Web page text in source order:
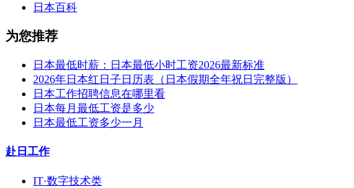
日本百科
为您推荐
日本最低时薪：日本最低小时工资2026最新标准
2026年日本红日子日历表（日本假期全年祝日完整版）
日本工作招聘信息在哪里看
日本每月最低工资是多少
日本最低工资多少一月
赴日工作
IT·数字技术类